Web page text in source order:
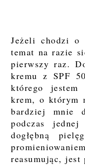
Jeżeli chodzi
temat na razie
pierwszy raz.
kremu z SPF
którego jestem
krem, o którym
bardziej mnie
podczas
dogłębną
reasumując,